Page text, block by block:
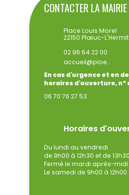
CONTACTER LA MAIRIE
Place Louis Morel
22150 Plœuc-
02 96 64 22 00
accueil@ploeuclhermitage.bzh
En cas d'urgence et en
horaires d'ouverture, n°
06 70 76 27 53
Horaires
Du lundi au vendredi
de 9h00 à 12h30 et de
Fermé le mardi après-midi
Le samedi de 9h00 à 12h00